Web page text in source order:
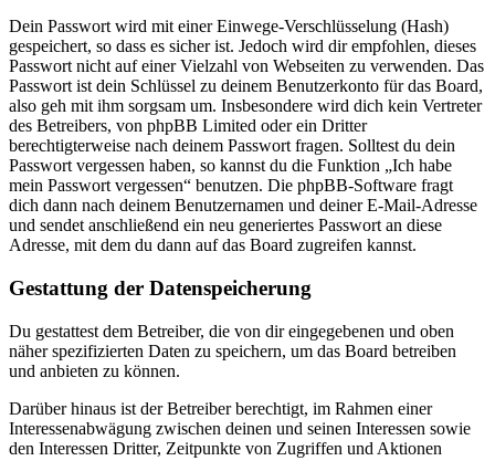
Dein Passwort wird mit einer Einwege-Verschlüsselung (Hash)
gespeichert, so dass es sicher ist. Jedoch wird dir empfohlen, dieses
Passwort nicht auf einer Vielzahl von Webseiten zu verwenden. Das
Passwort ist dein Schlüssel zu deinem Benutzerkonto für das Board,
also geh mit ihm sorgsam um. Insbesondere wird dich kein Vertreter
des Betreibers, von phpBB Limited oder ein Dritter
berechtigterweise nach deinem Passwort fragen. Solltest du dein
Passwort vergessen haben, so kannst du die Funktion „Ich habe
mein Passwort vergessen“ benutzen. Die phpBB-Software fragt
dich dann nach deinem Benutzernamen und deiner E-Mail-Adresse
und sendet anschließend ein neu generiertes Passwort an diese
Adresse, mit dem du dann auf das Board zugreifen kannst.
Gestattung der Datenspeicherung
Du gestattest dem Betreiber, die von dir eingegebenen und oben
näher spezifizierten Daten zu speichern, um das Board betreiben
und anbieten zu können.
Darüber hinaus ist der Betreiber berechtigt, im Rahmen einer
Interessenabwägung zwischen deinen und seinen Interessen sowie
den Interessen Dritter, Zeitpunkte von Zugriffen und Aktionen